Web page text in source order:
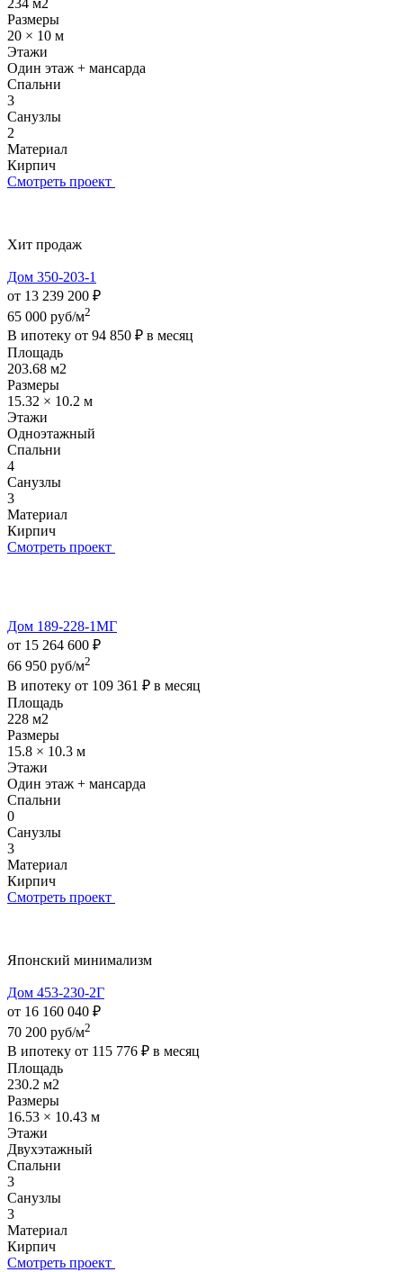
234 м2
Размеры
20 × 10 м
Этажи
Один этаж + мансарда
Спальни
3
Санузлы
2
Материал
Кирпич
Смотреть проект
Хит продаж
Дом 350-203-1
от 13 239 200 ₽
65 000 руб/м2
В ипотеку от 94 850 ₽ в месяц
Площадь
203.68 м2
Размеры
15.32 × 10.2 м
Этажи
Одноэтажный
Спальни
4
Санузлы
3
Материал
Кирпич
Смотреть проект
Дом 189-228-1МГ
от 15 264 600 ₽
66 950 руб/м2
В ипотеку от 109 361 ₽ в месяц
Площадь
228 м2
Размеры
15.8 × 10.3 м
Этажи
Один этаж + мансарда
Спальни
0
Санузлы
3
Материал
Кирпич
Смотреть проект
Японский минимализм
Дом 453-230-2Г
от 16 160 040 ₽
70 200 руб/м2
В ипотеку от 115 776 ₽ в месяц
Площадь
230.2 м2
Размеры
16.53 × 10.43 м
Этажи
Двухэтажный
Спальни
3
Санузлы
3
Материал
Кирпич
Смотреть проект